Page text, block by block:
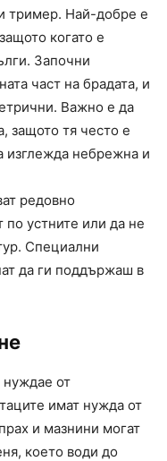
тример. Най-добре е
когато е
Започни
част на брадата, и
Важно е да
защото тя често е
изглежда небрежна и
редовно
по устните или да не
Специални
да ги поддържаш в
нуждае от
имат нужда от
и мазнини могат
което води до